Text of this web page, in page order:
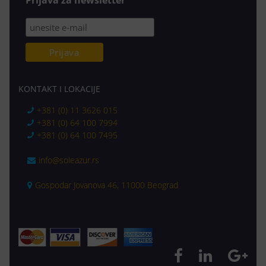
KONTAKT I LOKACIJE
+381 (0) 11 3626 015
+381 (0) 64 100 7994
+381 (0) 64 100 7495
info@soleazur.rs
Gospodar Jovanova 46, 11000 Beograd